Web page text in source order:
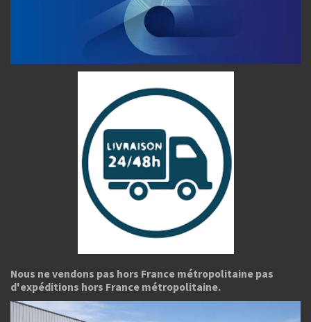
Nous ne vendons pas hors France métropolitaine pas
d'expéditions hors France métropolitaine.